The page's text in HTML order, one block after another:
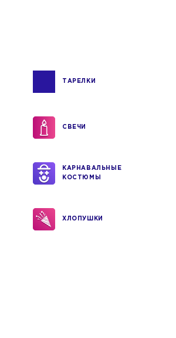
ТАРЕЛКИ
СВЕЧИ
КАРНАВАЛЬНЫЕ
КОСТЮМЫ
ХЛОПУШКИ